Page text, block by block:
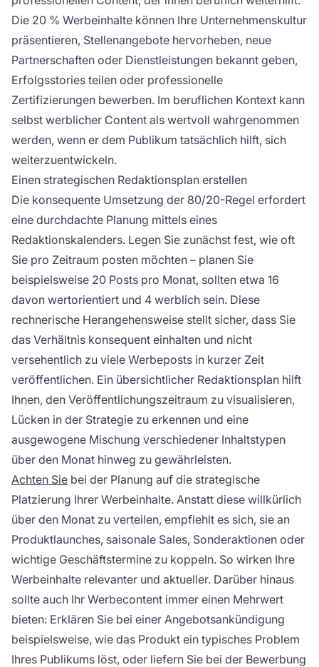
Die 20 % Werbeinhalte können Ihre Unternehmenskultur
präsentieren, Stellenangebote hervorheben, neue
Partnerschaften oder Dienstleistungen bekannt geben,
Erfolgsstories teilen oder professionelle
Zertifizierungen bewerben. Im beruflichen Kontext kann
selbst werblicher Content als wertvoll wahrgenommen
werden, wenn er dem Publikum tatsächlich hilft, sich
weiterzuentwickeln.
Einen strategischen Redaktionsplan erstellen
Die konsequente Umsetzung der 80/20-Regel erfordert
eine durchdachte Planung mittels eines
Redaktionskalenders. Legen Sie zunächst fest, wie oft
Sie pro Zeitraum posten möchten – planen Sie
beispielsweise 20 Posts pro Monat, sollten etwa 16
davon wertorientiert und 4 werblich sein. Diese
rechnerische Herangehensweise stellt sicher, dass Sie
das Verhältnis konsequent einhalten und nicht
versehentlich zu viele Werbeposts in kurzer Zeit
veröffentlichen. Ein übersichtlicher Redaktionsplan hilft
Ihnen, den Veröffentlichungszeitraum zu visualisieren,
Lücken in der Strategie zu erkennen und eine
ausgewogene Mischung verschiedener Inhaltstypen
über den Monat hinweg zu gewährleisten.
Achten Sie bei der Planung auf die strategische
Platzierung Ihrer Werbeinhalte. Anstatt diese willkürlich
über den Monat zu verteilen, empfiehlt es sich, sie an
Produktlaunches, saisonale Sales, Sonderaktionen oder
wichtige Geschäftstermine zu koppeln. So wirken Ihre
Werbeinhalte relevanter und aktueller. Darüber hinaus
sollte auch Ihr Werbecontent immer einen Mehrwert
bieten: Erklären Sie bei einer Angebotsankündigung
beispielsweise, wie das Produkt ein typisches Problem
Ihres Publikums löst, oder liefern Sie bei der Bewerbung